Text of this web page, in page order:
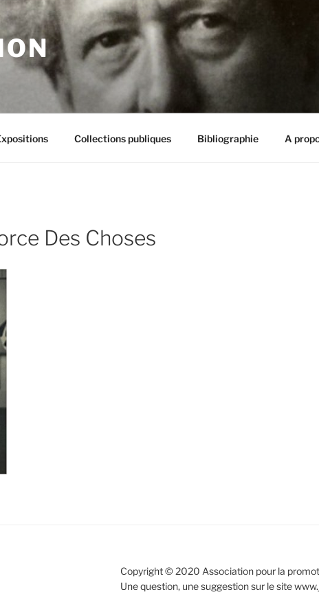
Collections publiques Bibliographie A
Des Choses
Copyright © 2020 Association pour la
Une question, une suggestion sur le site